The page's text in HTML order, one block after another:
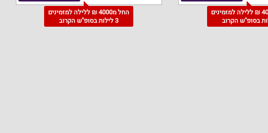
החל מ4000 ₪ ללילה למזמינים
החל מ4000 ₪ ללילה למזמינים
3 לילות בסופ"ש הקרוב